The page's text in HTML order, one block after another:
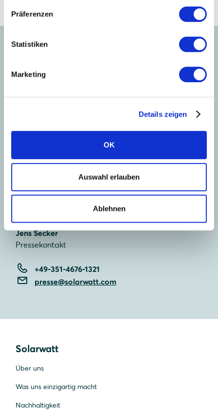
Präferenzen
Statistiken
Marketing
Details zeigen
OK
Auswahl erlauben
Ablehnen
Jährliche Einsparung an Heizkosten
Ihr Presse Ansprechpartner
Jens Secker
Pressekontakt
+49-351-4676-1321
presse@solarwatt.com
Solarwatt
Über uns
Was uns einzigartig macht
Nachhaltigkeit